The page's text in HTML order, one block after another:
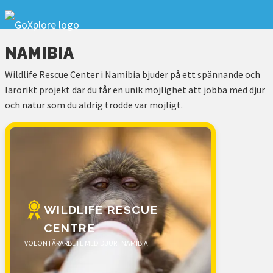
NAMIBIA
Wildlife Rescue Center i Namibia bjuder på ett spännande och
lärorikt projekt där du får en unik möjlighet att jobba med djur
och natur som du aldrig trodde var möjligt.
WILDLIFE RESCUE
CENTRE
VOLONTÄRARBETE MED DJUR I NAMIBIA